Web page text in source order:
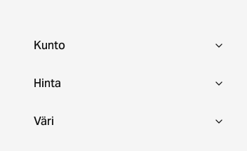
Kunto
Hinta
Väri